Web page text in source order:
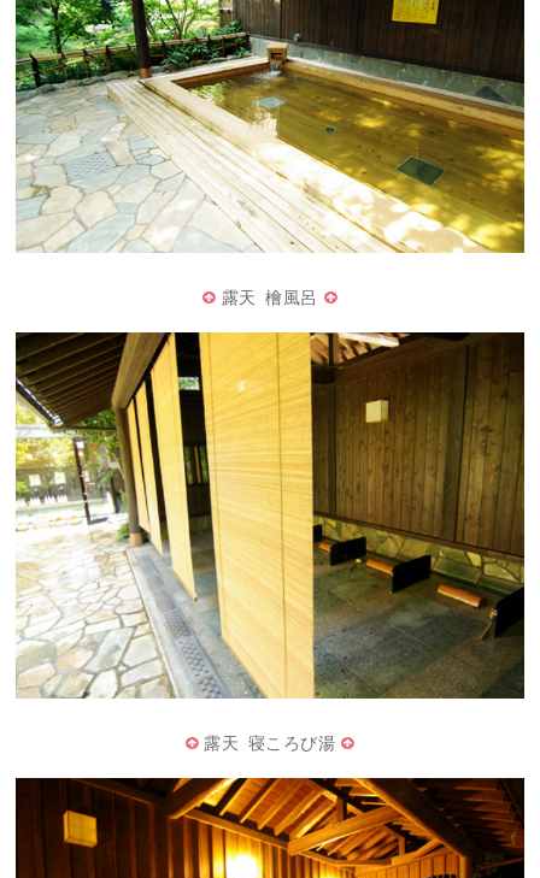
露天 檜風呂
露天 寝ころび湯